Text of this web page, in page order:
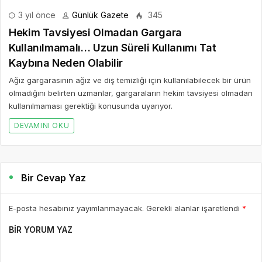
3 yıl önce Günlük Gazete 345
Hekim Tavsiyesi Olmadan Gargara
Kullanılmamalı… Uzun Süreli Kullanımı Tat
Kaybına Neden Olabilir
Ağız gargarasının ağız ve diş temizliği için kullanılabilecek bir ürün
olmadığını belirten uzmanlar, gargaraların hekim tavsiyesi olmadan
kullanılmaması gerektiği konusunda uyarıyor.
DEVAMINI OKU
Bir Cevap Yaz
E-posta hesabınız yayımlanmayacak. Gerekli alanlar işaretlendi *
BIR YORUM YAZ